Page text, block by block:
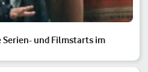
Serien- und Filmstarts im